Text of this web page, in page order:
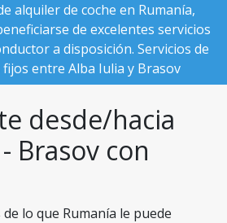
alquiler de coche en Rumanía,
de excelentes servicios
a disposición. Servicios de
entre Alba Iulia y Brasov
desde/hacia
Brasov con
lo que Rumanía le puede